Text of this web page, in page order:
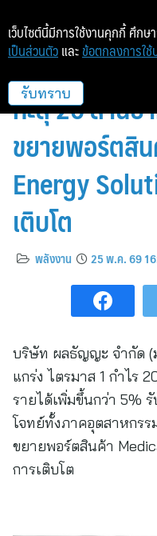
PHOL โชว์แกร่
ทะลุ 20 ล้านบ
ขยายพอร์ตสิ
Energy
เติบโต
พลังงาน 25 พ.ค. 69
บริษัท ผลธัญญะ จำกัด (
แกร่ง ไตรมาส 1 กำไร
รายได้เพิ่มขึ้นกว่า 5%
โจทย์ทั้งภาคอุตสาหกร
ขยายพอร์ตสินค้า
การเติบโต
เว็บไซต์นี้มีการใช้งานคุกกี้ ศึกษ
เป็นส่วนตัว และ ข้อตกลงการใช้
รับทราบ